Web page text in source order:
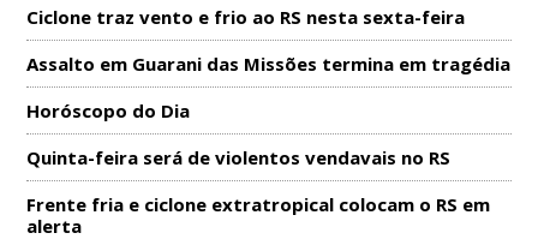
Ciclone traz vento e frio ao RS nesta sexta-feira
Assalto em Guarani das Missões termina em tragédia
Horóscopo do Dia
Quinta-feira será de violentos vendavais no RS
Frente fria e ciclone extratropical colocam o RS em
alerta